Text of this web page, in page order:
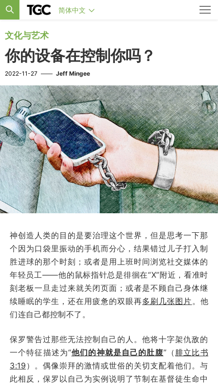
简体中文
文化与艺术
你的设备在控制你吗？
2022-11-27 —— Jeff Mingee
神创造人类的目的是要治理这个世界，但是思考一下那
个因为口袋里振动的手机而分心，结果错过儿子打入制
胜进球的那个时刻；或者是用上班时间浏览社交媒体的
年轻员工——他的鼠标指针总是徘徊在“X”附近，看准时
刻老板一旦走过来就关闭页面；或者是不顾自己身体继
续睡眠的学生，还在用疲惫的双眼再多刷几张图片 。他
们连自己都控制不了。
保罗警告过那些无法控制自己的人。他将十字架仇敌的
一个特征描述为“他们的神就是自己的肚腹”（ 腓立比书
3:19 ）。偶像崇拜的激情或世俗的关切支配着他们。与
此相反，保罗以自己为实例说明了节制在基督徒生命中